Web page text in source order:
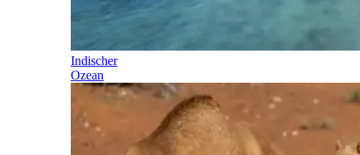
Indischer
Ozean